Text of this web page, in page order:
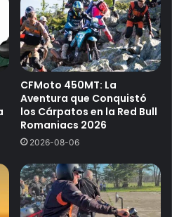
CFMoto 450MT: La
Aventura que Conquistó
los Cárpatos en la Red Bull
Romaniacs 2026
2026-08-06